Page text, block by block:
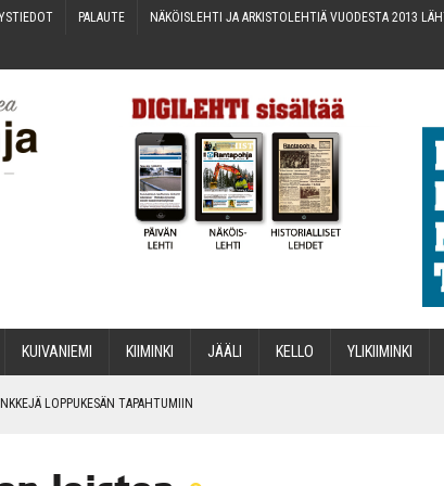
PALAU­TE NÄKÖIS­LEH­TI JA ARKIS­TO­LEH­TIÄ VUO­DES­TA 2013
KUI­VA­NIE­MI KII­MIN­KI JÄÄ­LI KEL­LO YLI­KII­MIN­KI
LOP­PU­KE­SÄN TAPAHTUMIIN